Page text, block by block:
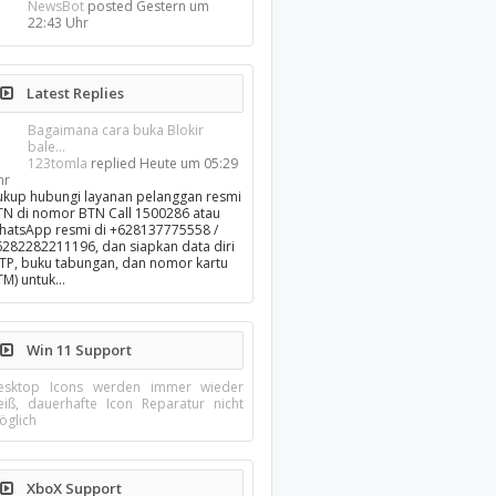
NewsBot posted Gestern um
22:43 Uhr
Latest Replies
Bagaimana cara buka Blokir
bale...
123tomla replied Heute um 05:29
hubungi layanan pelanggan resmi
di nomor BTN Call 1500286 atau
resmi di +628137775558 /
dan siapkan data diri
buku tabungan, dan nomor kartu
untuk…
Win 11 Support
Icons werden immer wieder
dauerhafte Icon Reparatur nicht
XboX Support